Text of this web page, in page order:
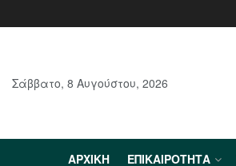
Σάββατο, 8 Αυγούστου, 2026
ΑΡΧΙΚΉ ΕΠΙΚΑΙΡΌΤΗΤΑ